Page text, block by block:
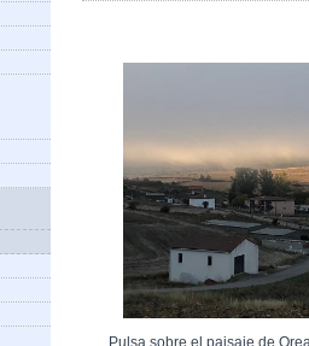
Pulsa sobre el paisaje de